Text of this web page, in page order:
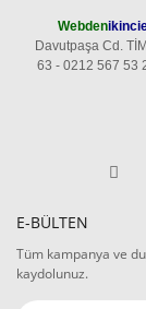
Webden
Davutpaşa Cd.
63 - 0212 567 53
E-BÜLTEN
Tüm kampanya ve
kaydolunuz.